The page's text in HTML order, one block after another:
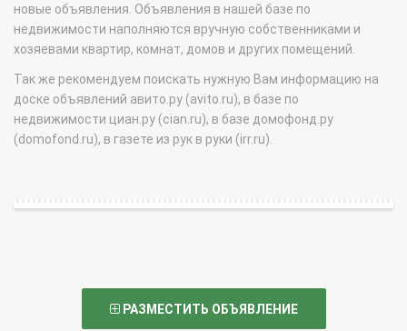
новые объявления. Объявления в нашей базе по
недвижимости наполняются вручную собственниками и
хозяевами квартир, комнат, домов и других помещений.
Так же рекомендуем поискать нужную Вам информацию на
доске объявлений авито.ру (avito.ru), в базе по
недвижимости циан.ру (cian.ru), в базе домофонд.ру
(domofond.ru), в газете из рук в руки (irr.ru).
РАЗМЕСТИТЬ ОБЪЯВЛЕНИЕ